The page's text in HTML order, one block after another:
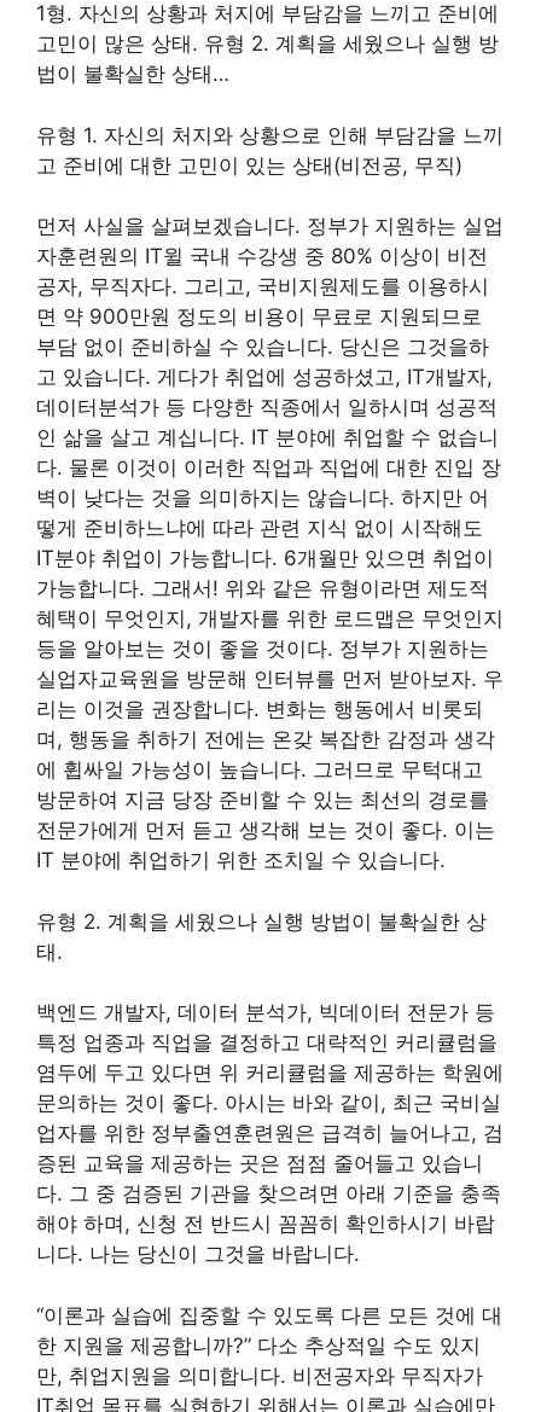
1형. 자신의 상황과 처지에 부담감을 느끼고 준비에
고민이 많은 상태. 유형 2. 계획을 세웠으나 실행 방
법이 불확실한 상태…
유형 1. 자신의 처지와 상황으로 인해 부담감을 느끼
고 준비에 대한 고민이 있는 상태(비전공, 무직)
먼저 사실을 살펴보겠습니다. 정부가 지원하는 실업
자훈련원의 IT윌 국내 수강생 중 80% 이상이 비전
공자, 무직자다. 그리고, 국비지원제도를 이용하시
면 약 900만원 정도의 비용이 무료로 지원되므로
부담 없이 준비하실 수 있습니다. 당신은 그것을하
고 있습니다. 게다가 취업에 성공하셨고, IT개발자,
데이터분석가 등 다양한 직종에서 일하시며 성공적
인 삶을 살고 계십니다. IT 분야에 취업할 수 없습니
다. 물론 이것이 이러한 직업과 직업에 대한 진입 장
벽이 낮다는 것을 의미하지는 않습니다. 하지만 어
떻게 준비하느냐에 따라 관련 지식 없이 시작해도
IT분야 취업이 가능합니다. 6개월만 있으면 취업이
가능합니다. 그래서! 위와 같은 유형이라면 제도적
혜택이 무엇인지, 개발자를 위한 로드맵은 무엇인지
등을 알아보는 것이 좋을 것이다. 정부가 지원하는
실업자교육원을 방문해 인터뷰를 먼저 받아보자. 우
리는 이것을 권장합니다. 변화는 행동에서 비롯되
며, 행동을 취하기 전에는 온갖 복잡한 감정과 생각
에 휩싸일 가능성이 높습니다. 그러므로 무턱대고
방문하여 지금 당장 준비할 수 있는 최선의 경로를
전문가에게 먼저 듣고 생각해 보는 것이 좋다. 이는
IT 분야에 취업하기 위한 조치일 수 있습니다.
유형 2. 계획을 세웠으나 실행 방법이 불확실한 상
태.
백엔드 개발자, 데이터 분석가, 빅데이터 전문가 등
특정 업종과 직업을 결정하고 대략적인 커리큘럼을
염두에 두고 있다면 위 커리큘럼을 제공하는 학원에
문의하는 것이 좋다. 아시는 바와 같이, 최근 국비실
업자를 위한 정부출연훈련원은 급격히 늘어나고, 검
증된 교육을 제공하는 곳은 점점 줄어들고 있습니
다. 그 중 검증된 기관을 찾으려면 아래 기준을 충족
해야 하며, 신청 전 반드시 꼼꼼히 확인하시기 바랍
니다. 나는 당신이 그것을 바랍니다.
“이론과 실습에 집중할 수 있도록 다른 모든 것에 대
한 지원을 제공합니까?” 다소 추상적일 수도 있지
만, 취업지원을 의미합니다. 비전공자와 무직자가
IT취업 목표를 실현하기 위해서는 이론과 실습에만